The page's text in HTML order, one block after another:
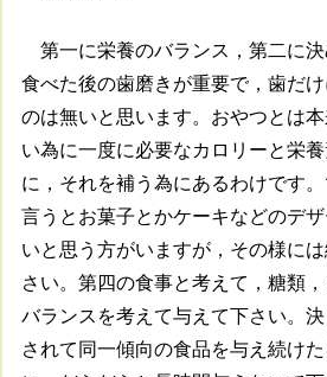
第一に栄養のバランス，第二に
食べた後の歯磨きが重要で，歯だ
のは無いと思います。おやつとは
い為に一度に必要なカロリーと栄
に，それを補う為にあるわけです
言うとお菓子とかケーキなどのデ
いと思う方がいますが，その様に
さい。第四の食事と考えて，糖類
バランスを考えて与えて下さい。
されて同一傾向の食品を与え続け